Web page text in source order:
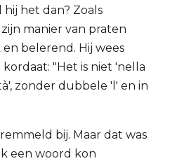
hij het dan? Zoals
manier van praten
belerend. Hij wees
"Het is niet 'nella
zonder dubbele 'l' en in
bij. Maar dat was
een woord kon